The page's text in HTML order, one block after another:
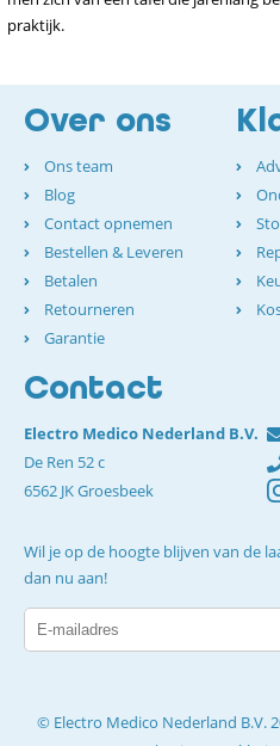
praktijk.
Over ons
Ons team
Blog
Contact opnemen
Bestellen & Leveren
Betalen
Retourneren
Garantie
Contact
Electro Medico Nederland B.V.
De Ren 52 c
6562 JK Groesbeek
Wil je op de hoogte blijven van de
dan nu aan!
© Electro Medico Nederland B.V.